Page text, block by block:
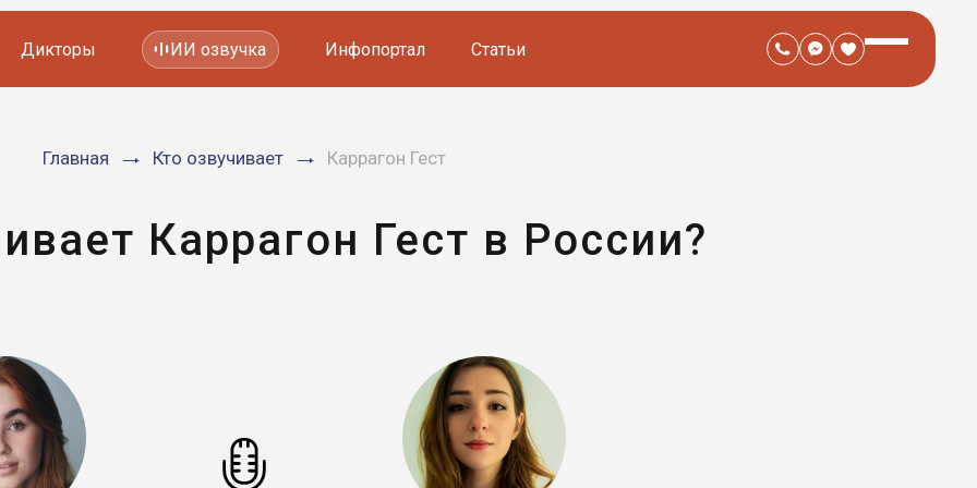
Мультфильмов
Дикторы ИИ озвучка Инфопортал Статьи
Главная Кто озвучивает Каррагон Гест
Каррагон Гест в России?